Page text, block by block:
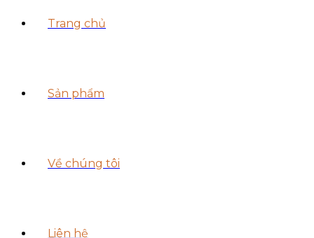
Trang chủ
Sản phẩm
Về chúng tôi
Liên hệ